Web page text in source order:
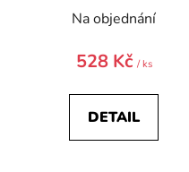
Na objednání
528 Kč / ks
DETAIL